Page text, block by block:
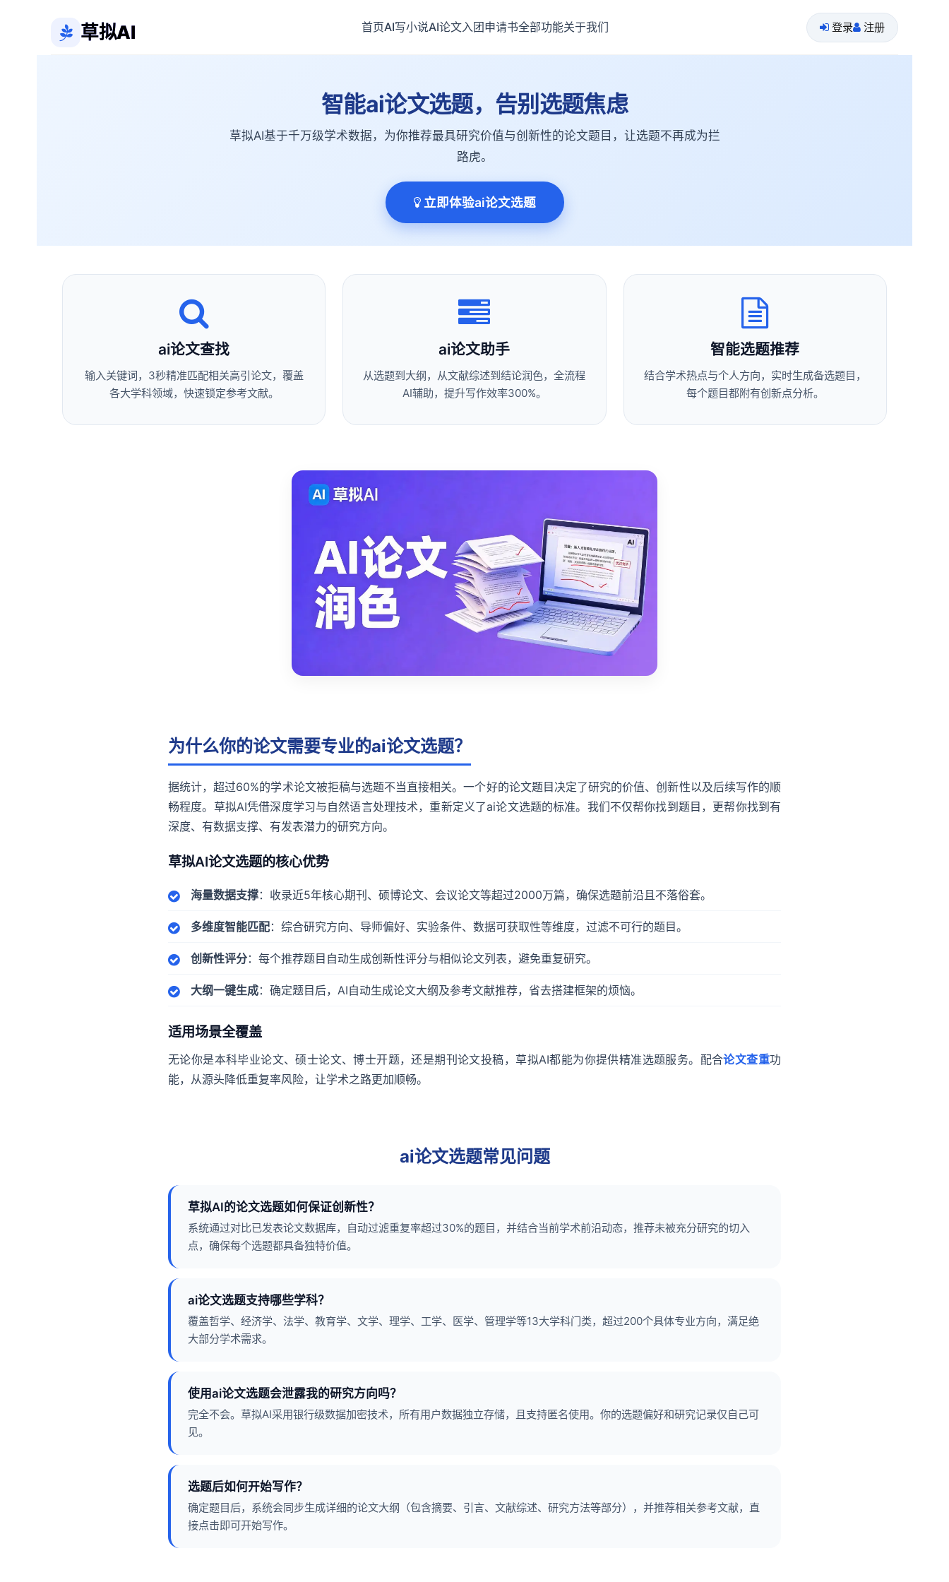
草拟AI 首页AI写小说AI论文入团申请书全部功能关于我们 登录 注册
智能ai论文选题，告别选题焦虑
草拟AI基于千万级学术数据，为你推荐最具研究价值与创新性的论文题目，让选题不再成为拦
路虎。
立即体验ai论文选题
ai论文查找
输入关键词，3秒精准匹配相关高引论文，覆盖
各大学科领域，快速锁定参考文献。
ai论文助手
从选题到大纲，从文献综述到结论润色，全流程
AI辅助，提升写作效率300%。
智能选题推荐
结合学术热点与个人方向，实时生成备选题目，
每个题目都附有创新点分析。
为什么你的论文需要专业的ai论文选题？
据统计，超过60%的学术论文被拒稿与选题不当直接相关。一个好的论文题目决定了研究的价值、创新性以及后续写作的顺
畅程度。草拟AI凭借深度学习与自然语言处理技术，重新定义了ai论文选题的标准。我们不仅帮你找到题目，更帮你找到有
深度、有数据支撑、有发表潜力的研究方向。
草拟AI论文选题的核心优势
海量数据支撑：收录近5年核心期刊、硕博论文、会议论文等超过2000万篇，确保选题前沿且不落俗套。
多维度智能匹配：综合研究方向、导师偏好、实验条件、数据可获取性等维度，过滤不可行的题目。
创新性评分：每个推荐题目自动生成创新性评分与相似论文列表，避免重复研究。
大纲一键生成：确定题目后，AI自动生成论文大纲及参考文献推荐，省去搭建框架的烦恼。
适用场景全覆盖
无论你是本科毕业论文、硕士论文、博士开题，还是期刊论文投稿，草拟AI都能为你提供精准选题服务。配合论文查重功
能，从源头降低重复率风险，让学术之路更加顺畅。
ai论文选题常见问题
草拟AI的论文选题如何保证创新性？
系统通过对比已发表论文数据库，自动过滤重复率超过30%的题目，并结合当前学术前沿动态，推荐未被充分研究的切入
点，确保每个选题都具备独特价值。
ai论文选题支持哪些学科？
覆盖哲学、经济学、法学、教育学、文学、理学、工学、医学、管理学等13大学科门类，超过200个具体专业方向，满足绝
大部分学术需求。
使用ai论文选题会泄露我的研究方向吗？
完全不会。草拟AI采用银行级数据加密技术，所有用户数据独立存储，且支持匿名使用。你的选题偏好和研究记录仅自己可
见。
选题后如何开始写作？
确定题目后，系统会同步生成详细的论文大纲（包含摘要、引言、文献综述、研究方法等部分），并推荐相关参考文献，直
接点击即可开始写作。